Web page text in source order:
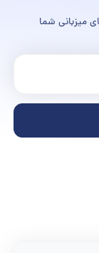
میزبانی شما